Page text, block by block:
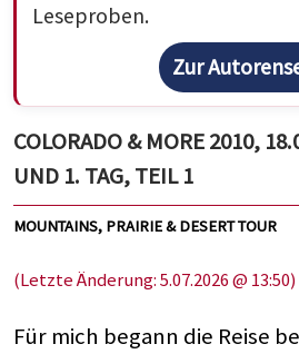
Leseproben.
Zur
COLORADO & MORE 2010,
UND 1. TAG, TEIL 1
MOUNTAINS, PRAIRIE & DESERT TOUR
(Letzte Änderung: 5.07.2026 @ 13:50)
Für mich begann die Reise